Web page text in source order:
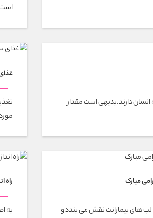
دارند.بدیهی است مقدار
لب های بیمارانت نقش می بندد و
راه
به